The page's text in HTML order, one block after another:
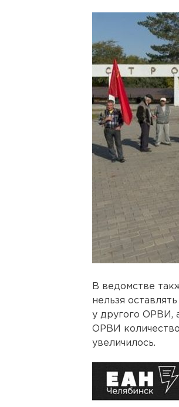
В ведомстве
нельзя
у другого ОРВИ,
ОРВИ
увеличилось.